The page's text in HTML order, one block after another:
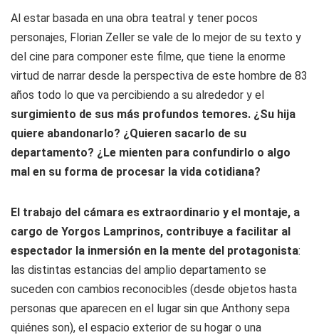
Al estar basada en una obra teatral y tener pocos
personajes, Florian Zeller se vale de lo mejor de su texto y
del cine para componer este filme, que tiene la enorme
virtud de narrar desde la perspectiva de este hombre de 83
años todo lo que va percibiendo a su alrededor y el
surgimiento de sus más profundos temores. ¿Su hija
quiere abandonarlo? ¿Quieren sacarlo de su
departamento? ¿Le mienten para confundirlo o algo
mal en su forma de procesar la vida cotidiana?
El trabajo del cámara es extraordinario y el montaje, a
cargo de Yorgos Lamprinos, contribuye a facilitar al
espectador la inmersión en la mente del protagonista:
las distintas estancias del amplio departamento se
suceden con cambios reconocibles (desde objetos hasta
personas que aparecen en el lugar sin que Anthony sepa
quiénes son), el espacio exterior de su hogar o una